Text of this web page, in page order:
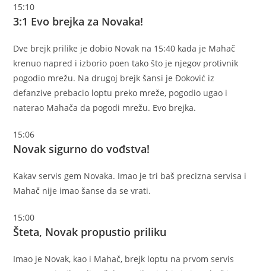
15:10
3:1 Evo brejka za Novaka!
Dve brejk prilike je dobio Novak na 15:40 kada je Mahač
krenuo napred i izborio poen tako što je njegov protivnik
pogodio mrežu. Na drugoj brejk šansi je Đoković iz
defanzive prebacio loptu preko mreže, pogodio ugao i
naterao Mahača da pogodi mrežu. Evo brejka.
15:06
Novak sigurno do vođstva!
Kakav servis gem Novaka. Imao je tri baš precizna servisa i
Mahač nije imao šanse da se vrati.
15:00
Šteta, Novak propustio priliku
Imao je Novak, kao i Mahač, brejk loptu na prvom servis